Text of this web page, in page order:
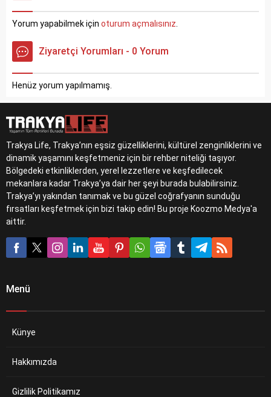
akbaba sürüsünün toplu
kusma refleksiyle yere
düştüğü bilimsel olarak
kanıtlandı.
kraliçenin dramı.
Yorum yapabilmek için oturum açmalısınız
Ziyaretçi Yorumları - 0 Yorum
Henüz yorum yapılmamış.
Trakya Life, Trakya’nın eşsiz güzelliklerini, kültürel zenginliklerini ve
dinamik yaşamını keşfetmeniz için bir rehber niteliği taşıyor.
Bölgedeki etkinliklerden, yerel lezzetlere ve keşfedilecek
mekanlara kadar Trakya’ya dair her şeyi burada bulabilirsiniz.
Trakya’yı yakından tanımak ve bu güzel coğrafyanın sunduğu
fırsatları keşfetmek için bizi takip edin! Bu proje Koozmo Medya'a
aittir.
Menü
Künye
Hakkımızda
Gizlilik Politikamız